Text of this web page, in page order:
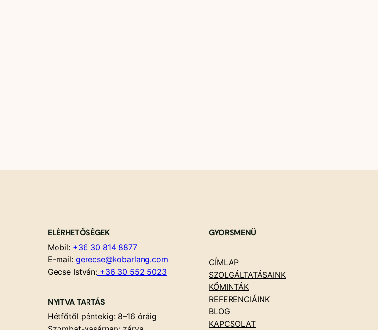
ELÉRHETŐSÉGEK
Mobil: +36 30 814 8877
E-mail: gerecse@kobarlang.com
Gecse István: +36 30 552 5023
NYITVA TARTÁS
Hétfőtől péntekig: 8–16 óráig
GYORSMENÜ
CÍMLAP
SZOLGÁLTATÁSAINK
KŐMINTÁK
REFERENCIÁINK
BLOG
KAPCSOLAT